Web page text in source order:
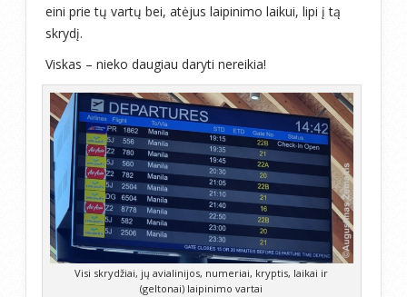
eini prie tų vartų bei, atėjus laipinimo laikui, lipi į tą
skrydį.
Viskas – nieko daugiau daryti nereikia!
Visi skrydžiai, jų avialinijos, numeriai, kryptis, laikai ir
(geltonai) laipinimo vartai